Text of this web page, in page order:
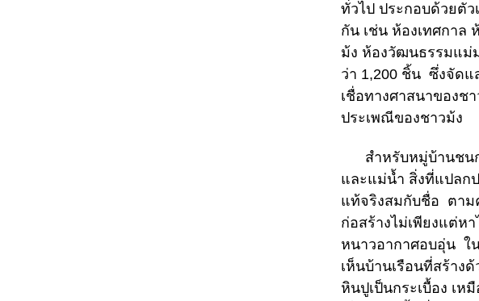
ทั่วไป ประกอบด้วยตั
กัน เช่น ห้องเทศกาล
ม้ง ห้องวัฒนธรรมแม่
ว่า 1,200 ชิ้น ซึ่งจัด
เชื่อทางศาสนาของช
ประเพณีของชาวม้ง
สำหรับหมู่บ้านชนก
และแม่น้ำ สิ่งที่แปลก
แท้จริงสมกับชื่อ ตาม
ก่อสร้างไม่เพียงแต่ห
หนาวอากาศอบอุ่น ใ
เห็นบ้านเรือนที่สร้าง
หินปูเป็นกระเบื้อง เ